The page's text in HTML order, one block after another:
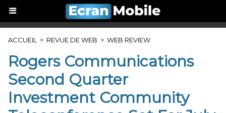
ACCUEIL > REVUE DE WEB > WEB REVIEW
Rogers Communications
Second Quarter
Investment Community